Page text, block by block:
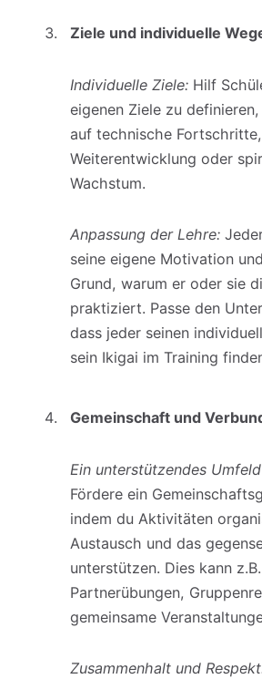
Ziele und individuelle
Individuelle Ziele: Hilf
eigenen Ziele zu
auf technische
Weiterentwicklung oder
Wachstum.
Anpassung der Lehre:
seine eigene Motivation
Grund, warum er oder sie
praktiziert. Passe den
dass jeder seinen
sein Ikigai im Training
Gemeinschaft und
Ein unterstützendes
Fördere ein
indem du Aktivitäten
Austausch und das
unterstützen. Dies kann
Partnerübungen,
gemeinsame
Zusammenhalt und